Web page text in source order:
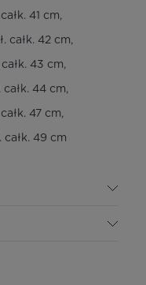
41 cm,
całk. 42 cm,
43 cm,
44 cm,
47 cm,
całk. 49 cm